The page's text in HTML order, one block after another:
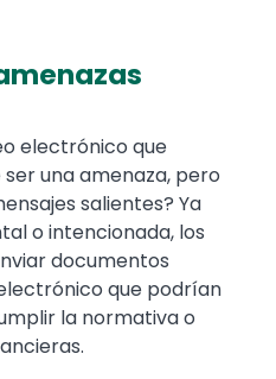
electrónico que
una amenaza, pero
salientes? Ya
o intencionada, los
documentos
que podrían
la normativa o